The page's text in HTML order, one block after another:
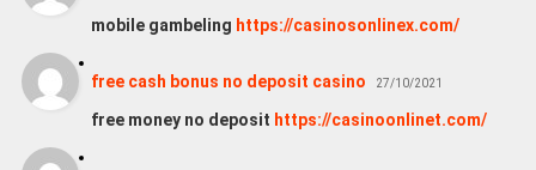
mobile gambeling https://casinosonlinex.com/
free cash bonus no deposit casino 27/10/2021
free money no deposit https://casinoonlinet.com/